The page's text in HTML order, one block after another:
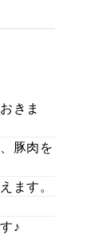
きま
豚肉を
ます。
♪